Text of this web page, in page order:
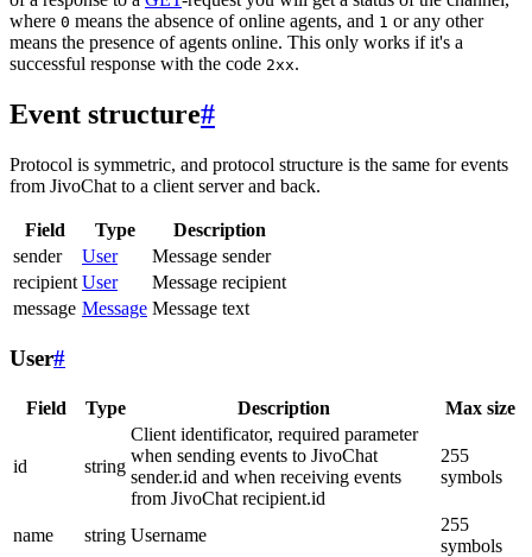
where 0 means the absence of online agents, and 1 or any other
means the presence of agents online. This only works if it's a
successful response with the code 2xx.
Event structure#
Protocol is symmetric, and protocol structure is the same for events
from JivoChat to a client server and back.
Field Type
Description
sender
User
Message sender
recipient User
Message recipient
message Message Message text
User#
Field Type Description Max size
id string
Client identificator, required parameter
when sending events to JivoChat
sender.id and when receiving events
from JivoChat recipient.id
255
symbols
name string Username
255
symbols